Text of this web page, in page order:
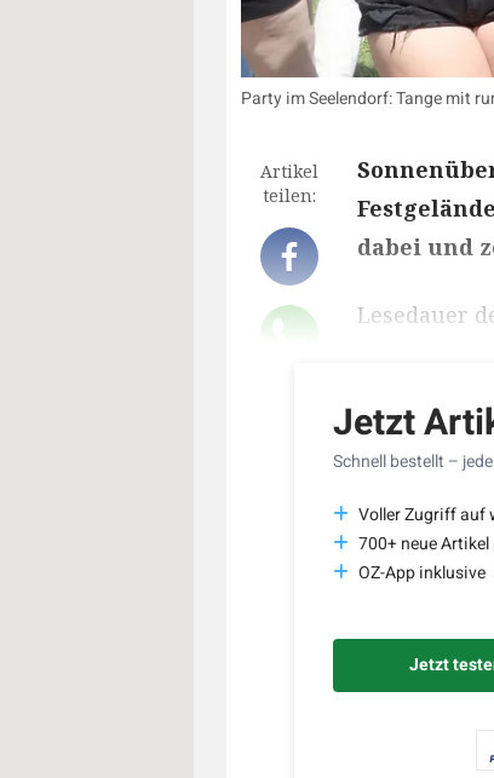
Party im Seelendorf: Tange mit
Artikel
teilen:
dabei und
Lesedauer
Jetzt
Schnell bestellt –
Voller Zugriff auf
700+ neue Artikel
OZ-App inklusive
Jetzt